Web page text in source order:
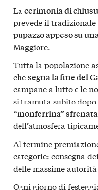
La cerimonia di
prevede il tradizionale
pupazzo appeso su
Maggiore.
Tutta la popolazione
chesegna la fine del
campane a lutto e le
si tramuta subito dopo
“monferrina” sfrenata
dell’atmosfera
Al termine
categorie: consegna
delle massime
Ogni giorno di